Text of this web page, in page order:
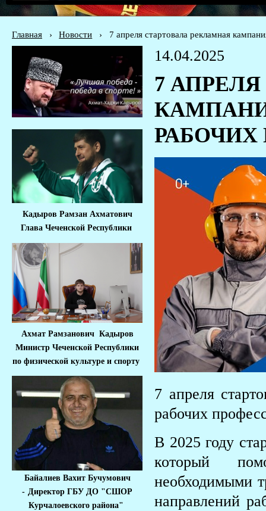
Главная › Новости › 7 апреля стартовала рекламная
Кадыров Рамзан Ахматович
Глава Чеченской Республики
Ахмат Рамзанович Кадыров
Министр Чеченской Республики
по физической культуре и спорту
Байалиев Вахит Бучумович
- Директор ГБУ ДО "СШОР
Курчалоевского района"
14.04.2025
7
7 апреля
рабочих
В 2025 году
который
необходимыми
направлений